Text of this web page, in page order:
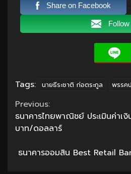
Share on Facebook
Follow
Tags: นายธีระชาติ ก่อตระกูล พรรค
Continue
Reading
Previous:
ธนาคารไทยพาณิชย์ ประเมินค่าเ
บาท/ดอลลาร์
ธนาคารออมสิน Best Retail